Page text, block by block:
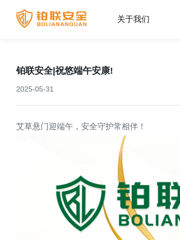
关于我们
铂联安全|祝悠端午安康!
2025-05-31
艾草悬门迎端午，安全守护常相伴！